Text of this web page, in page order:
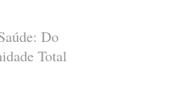
Do
Total